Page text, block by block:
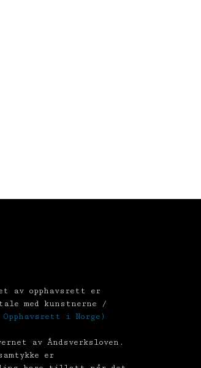
av opphavsrett er
med kunstnerne /
Opphavsrett i Norge)
av Åndsverksloven.
er